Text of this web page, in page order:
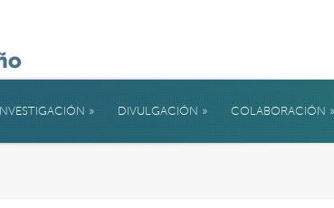
INVESTIGACIÓN » DIVULGACIÓN » COLABORACIÓN »